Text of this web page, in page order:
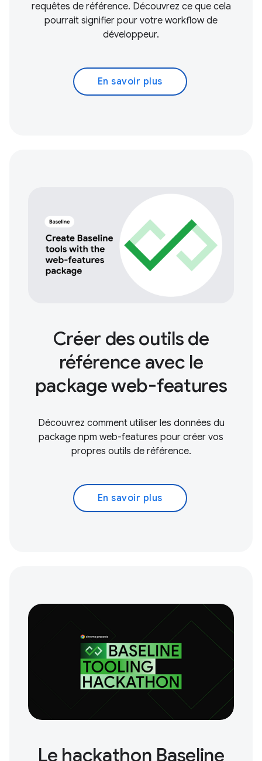
requêtes de référence. Découvrez ce que cela
pourrait signifier pour votre workflow de
développeur.
En savoir plus
Créer des outils de
référence avec le
package web-features
Découvrez comment utiliser les données du
package npm web-features pour créer vos
propres outils de référence.
En savoir plus
Le hackathon Baseline